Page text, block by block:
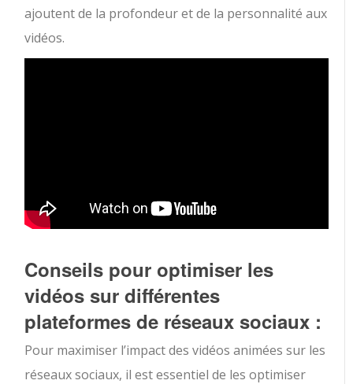
ajoutent de la profondeur et de la personnalité aux
vidéos.
Conseils pour optimiser les
vidéos sur différentes
plateformes de réseaux sociaux :
Pour maximiser l’impact des vidéos animées sur les
réseaux sociaux, il est essentiel de les optimiser